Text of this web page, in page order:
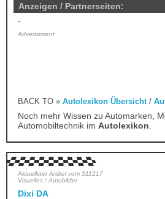
Anzeigen / Partnerseiten:
-
Advertisment
BACK TO » Autolexikon Übersicht /
Noch mehr Wissen zu Automarken,
Automobiltechnik im Autolexikon
Aktuellster Artikel vom 311217
Visuelles / Autobilder
Dixi DA